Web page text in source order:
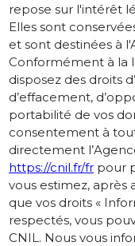
repose sur l'intérêt
Elles sont
et sont destinées à
Conformément à la
disposez des droits
d’effacement,
portabilité de vos
consentement à
directement
https://cnil.fr/fr pour
vous estimez, après
que vos droits «
respectés, vous
CNIL. Nous vous